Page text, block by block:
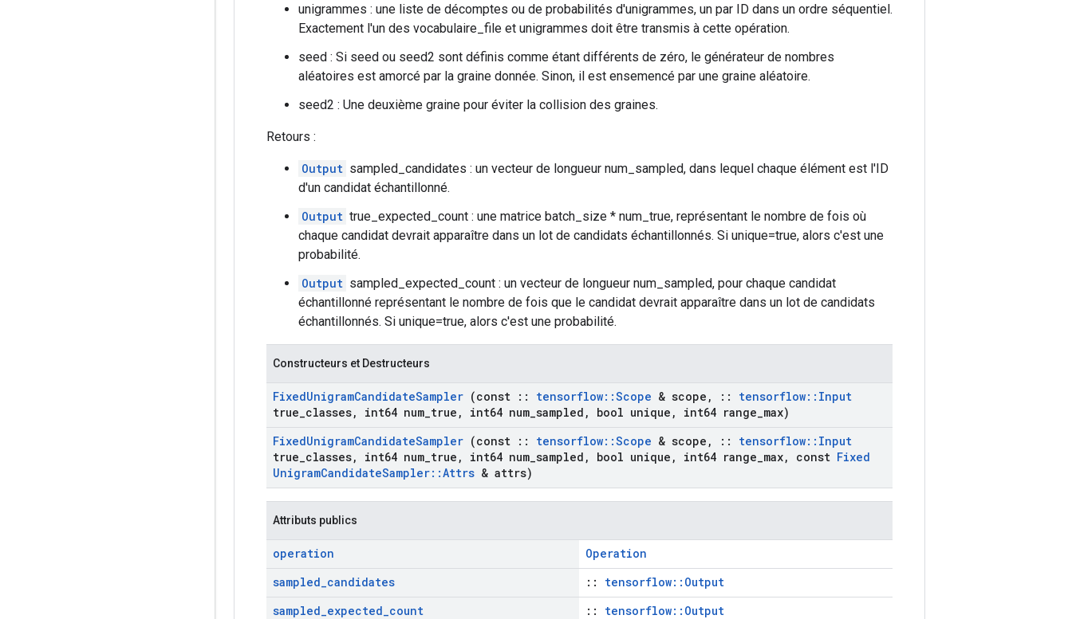
unigrammes : une liste de décomptes ou de probabilités d'unigrammes, un par ID dans un ordre séquentiel.
Exactement l'un des vocabulaire_file et unigrammes doit être transmis à cette opération.
seed : Si seed ou seed2 sont définis comme étant différents de zéro, le générateur de nombres
aléatoires est amorcé par la graine donnée. Sinon, il est ensemencé par une graine aléatoire.
seed2 : Une deuxième graine pour éviter la collision des graines.
Retours :
Output sampled_candidates : un vecteur de longueur num_sampled, dans lequel chaque élément est l'ID
d'un candidat échantillonné.
Output true_expected_count : une matrice batch_size * num_true, représentant le nombre de fois où
chaque candidat devrait apparaître dans un lot de candidats échantillonnés. Si unique=true, alors c'est une
probabilité.
Output sampled_expected_count : un vecteur de longueur num_sampled, pour chaque candidat
échantillonné représentant le nombre de fois que le candidat devrait apparaître dans un lot de candidats
échantillonnés. Si unique=true, alors c'est une probabilité.
Constructeurs et Destructeurs
FixedUnigramCandidateSampler (const :: tensorflow::Scope & scope , :: tensorflow:: Input
true classes, int64 num true , int64 num sampled , bool unique , int64 range max)
FixedUnigramCandidateSampler (const :: tensorflow::Scope & scope , :: tensorflow:: Input
true classes, int64 num true , int64 num sampled , bool unique , int64 range max, const Fixed
UnigramCandidateSampler::Attrs & attrs)
Attributs publics
operation
Operation
sampled_candidates :: tensorflow::Output
sampled_expected_count :: tensorflow::Output